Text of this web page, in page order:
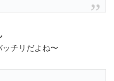
チリだよね〜